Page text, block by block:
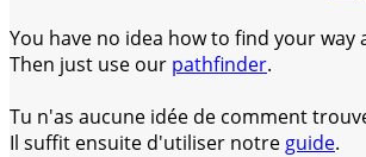
You have no idea how to find your way
Then just use our pathfinder.
Tu n'as aucune idée de comment
Il suffit ensuite d'utiliser notre guide.